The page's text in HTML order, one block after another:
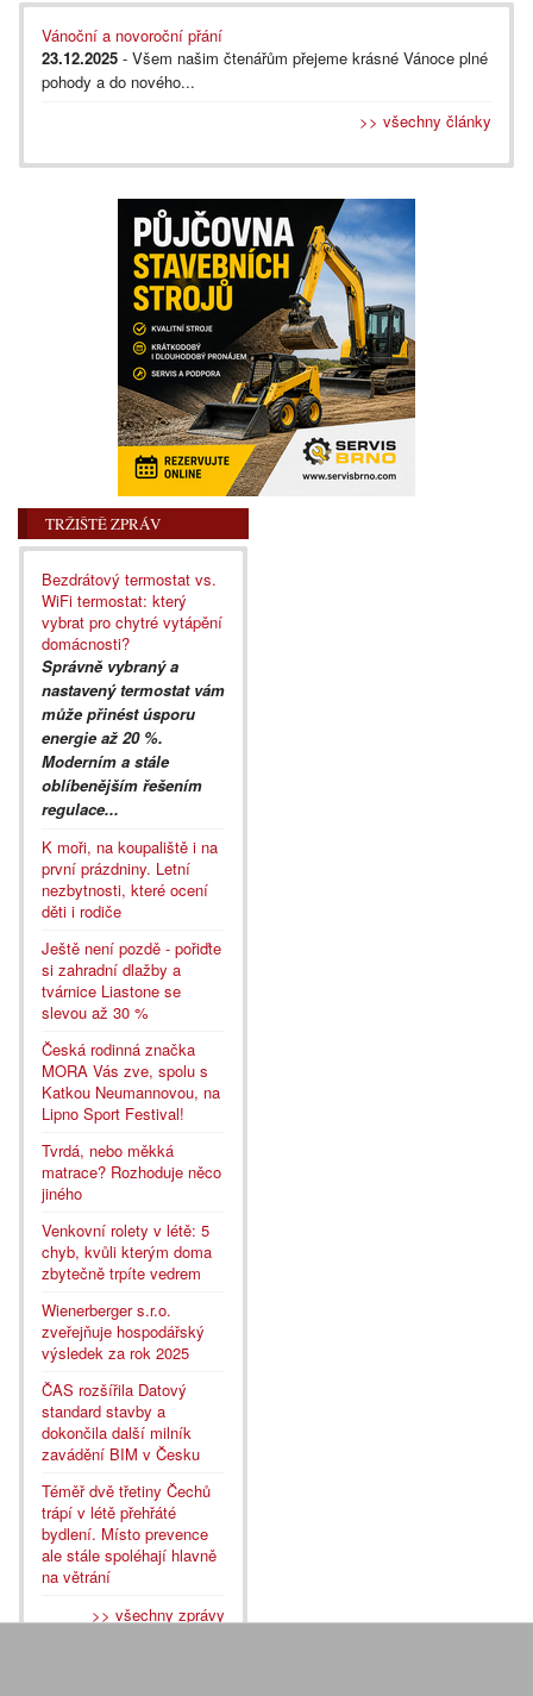
Vánoční a novoroční přání
23.12.2025 - Všem našim čtenářům přejeme krásné Vánoce plné
pohody a do nového...
>> všechny články
TRŽIŠTĚ ZPRÁV
Bezdrátový termostat vs.
WiFi termostat: který
vybrat pro chytré vytápění
domácnosti?
Správně vybraný a
nastavený termostat vám
může přinést úsporu
energie až 20 %.
Moderním a stále
oblíbenějším řešením
regulace...
K moři, na koupaliště i na
první prázdniny. Letní
nezbytnosti, které ocení
děti i rodiče
Ještě není pozdě - pořiďte
si zahradní dlažby a
tvárnice Liastone se
slevou až 30 %
Česká rodinná značka
MORA Vás zve, spolu s
Katkou Neumannovou, na
Lipno Sport Festival!
Tvrdá, nebo měkká
matrace? Rozhoduje něco
jiného
Venkovní rolety v létě: 5
chyb, kvůli kterým doma
zbytečně trpíte vedrem
Wienerberger s.r.o.
zveřejňuje hospodářský
výsledek za rok 2025
ČAS rozšířila Datový
standard stavby a
dokončila další milník
zavádění BIM v Česku
Téměř dvě třetiny Čechů
trápí v létě přehřáté
bydlení. Místo prevence
ale stále spoléhají hlavně
na větrání
>> všechny zprávy